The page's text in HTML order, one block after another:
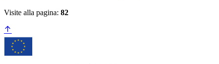
Visite alla pagina: 82